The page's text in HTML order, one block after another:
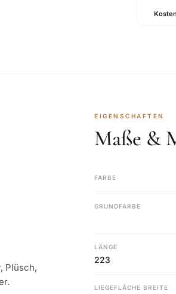
Plüsch,
EIGENSCHAFTEN
Maße &
FARBE
GRUNDFARBE
LÄNGE
223
LIEGEFLÄCHE BREITE